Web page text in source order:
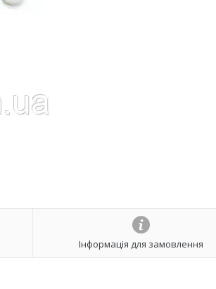
Інформація для замовлення